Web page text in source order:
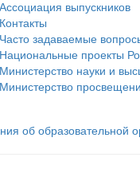
Ассоциация выпускников
Контакты
Часто задаваемые
Национальные проекты
Министерство науки и
Министерство
об образовательной